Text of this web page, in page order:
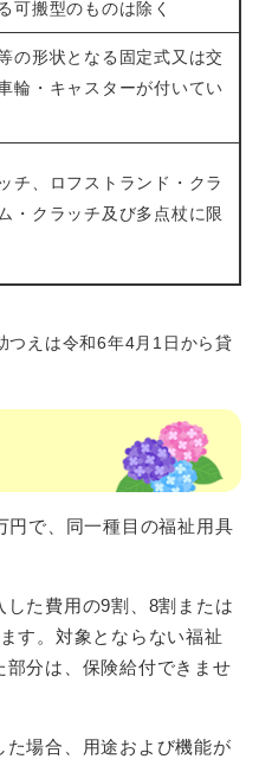
可搬型のものは除く
の形状となる固定式又は交
輪・キャスターが付いてい
チ、ロフストランド・クラ
・クラッチ及び多点杖に限
えは令和6年4月1日から貸
円で、同一種目の福祉用具
た費用の9割、8割または
す。対象とならない福祉
部分は、保険給付できませ
場合、用途および機能が